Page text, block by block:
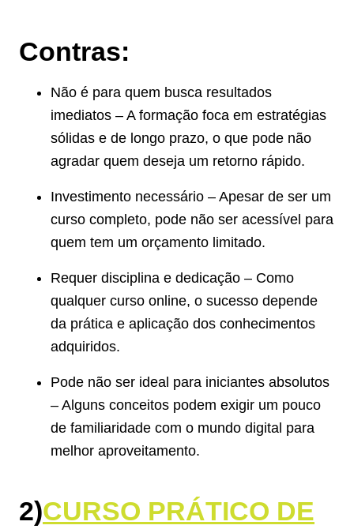
Contras:
Não é para quem busca resultados
imediatos – A formação foca em estratégias
sólidas e de longo prazo, o que pode não
agradar quem deseja um retorno rápido.
Investimento necessário – Apesar de ser um
curso completo, pode não ser acessível para
quem tem um orçamento limitado.
Requer disciplina e dedicação – Como
qualquer curso online, o sucesso depende
da prática e aplicação dos conhecimentos
adquiridos.
Pode não ser ideal para iniciantes absolutos
– Alguns conceitos podem exigir um pouco
de familiaridade com o mundo digital para
melhor aproveitamento.
2)CURSO PRÁTICO DE